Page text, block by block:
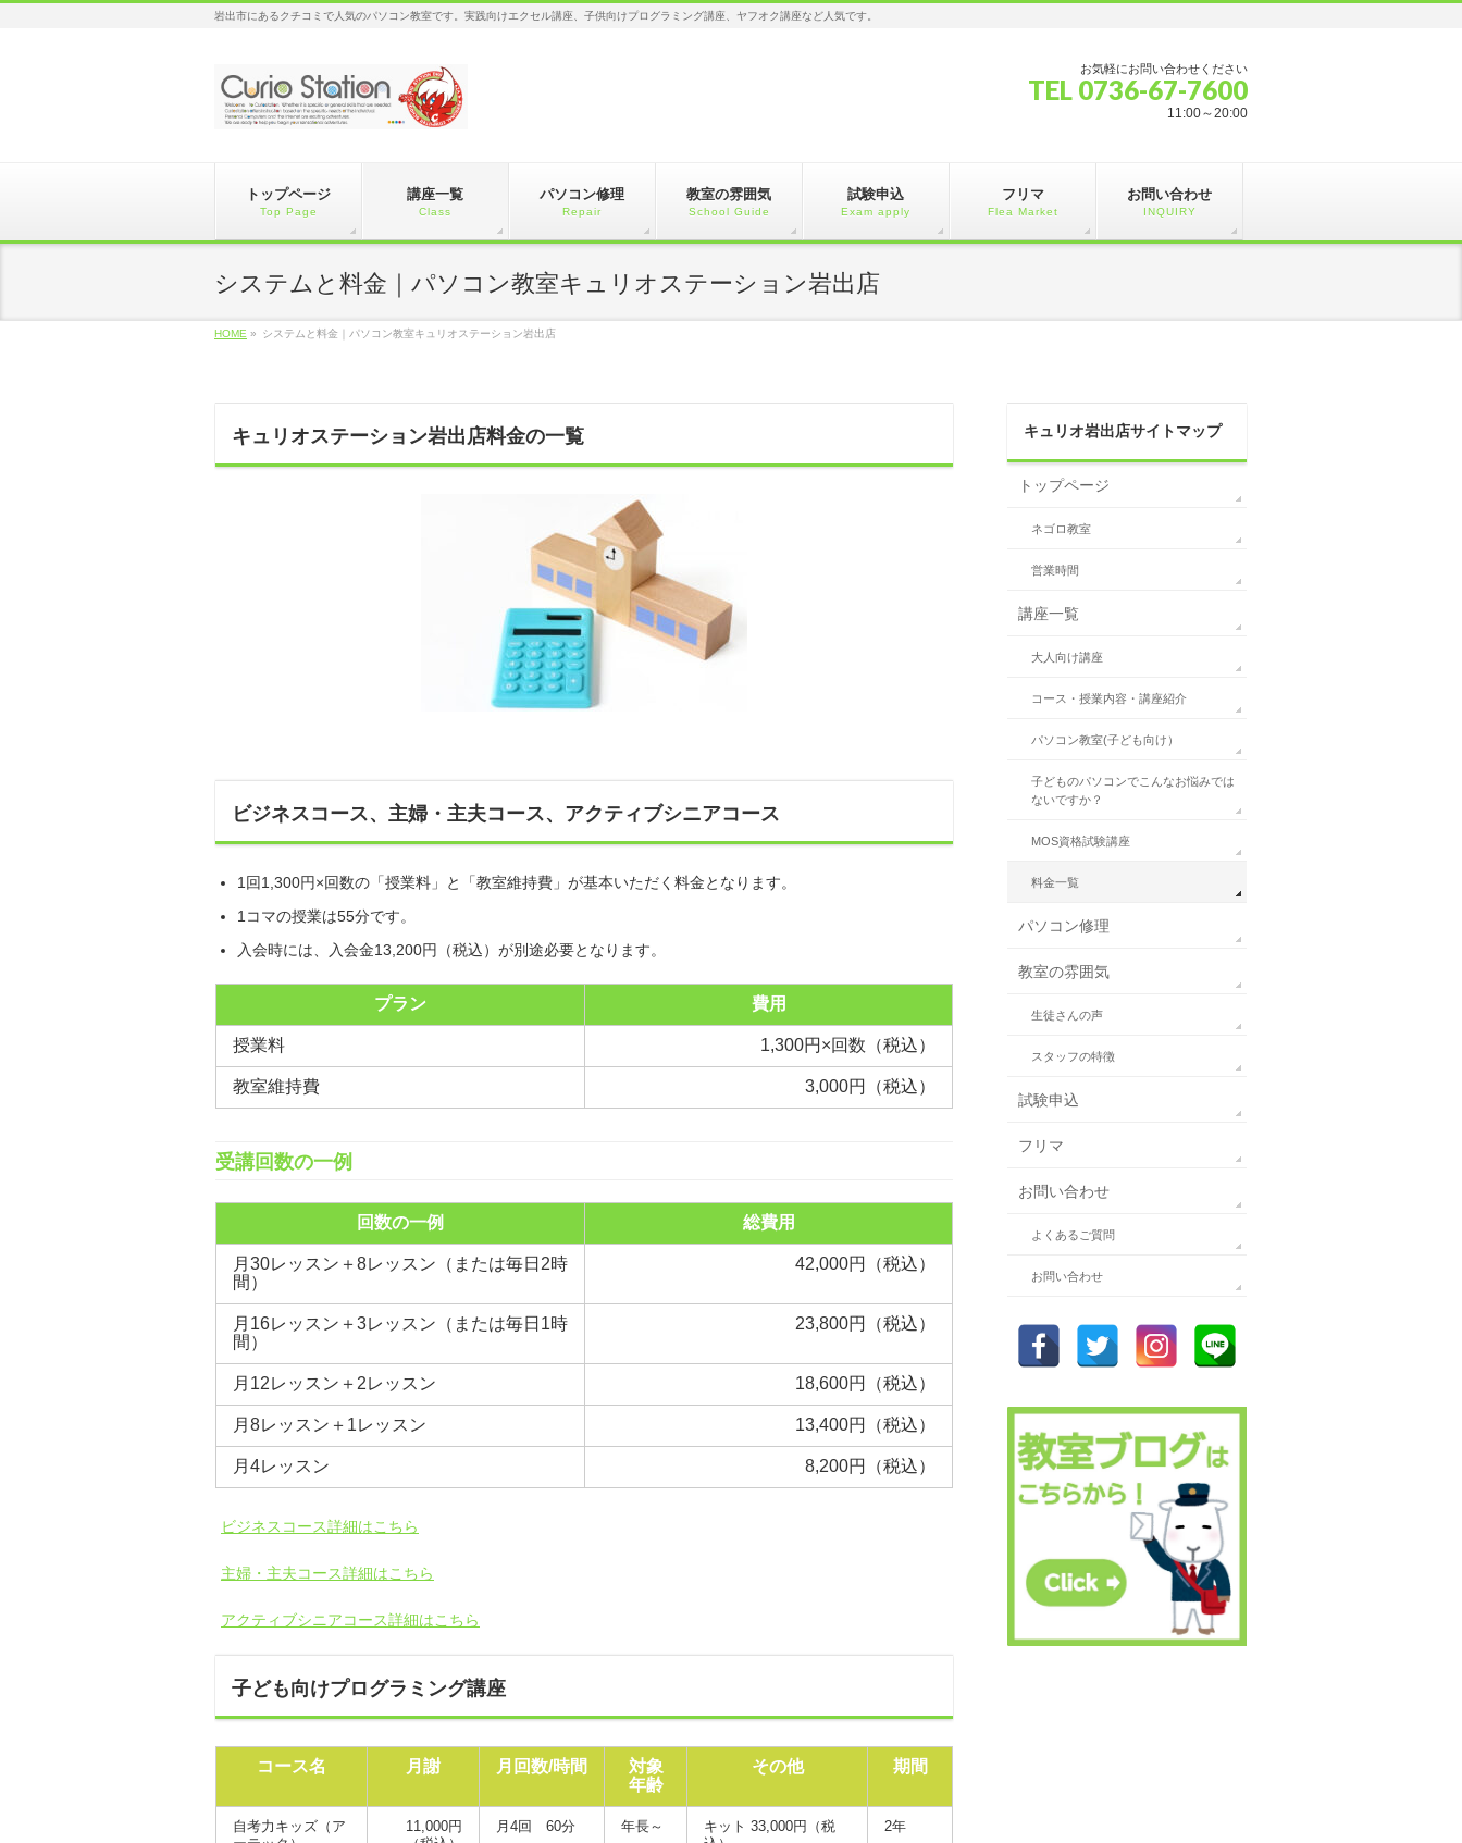
岩出市にあるクチコミで人気のパソコン教室です。実践向けエクセル講座、子供向けプログラミング講座、ヤフオク講座など人気です。
お気軽にお問い合わせください
TEL 0736-67-7600
11:00～20:00
トップページ
Top Page
講座一覧
Class
パソコン修理
Repair
教室の雰囲気
School Guide
試験申込
Exam apply
フリマ
Flea Market
お問い合わせ
INQUIRY
システムと料金｜パソコン教室キュリオステーション岩出店
HOME » システムと料金｜パソコン教室キュリオステーション岩出店
キュリオステーション岩出店料金の一覧
ビジネスコース、主婦・主夫コース、アクティブシニアコース
1回1,300円×回数の「授業料」と「教室維持費」が基本いただく料金となります。
1コマの授業は55分です。
入会時には、入会金13,200円（税込）が別途必要となります。
プラン 費用
授業料 1,300円×回数（税込）
教室維持費 3,000円（税込）
受講回数の一例
回数の一例 総費用
月30レッスン＋8レッスン（または毎日2時
間）
42,000円（税込）
月16レッスン＋3レッスン（または毎日1時
間）
23,800円（税込）
月12レッスン＋2レッスン 18,600円（税込）
月8レッスン＋1レッスン 13,400円（税込）
月4レッスン 8,200円（税込）
ビジネスコース詳細はこちら
主婦・主夫コース詳細はこちら
アクティブシニアコース詳細はこちら
子ども向けプログラミング講座
コース名 月謝 月回数/時間
対象
年齢
その他 期間
自考力キッズ（ア
11,000円
月4回 60分 年長～ キット 33,000円
（税
2年
キュリオ岩出店サイトマップ
トップページ
ネゴロ教室
営業時間
講座一覧
大人向け講座
コース・授業内容・講座紹介
パソコン教室(子ども向け）
子どものパソコンでこんなお悩みでは
ないですか？
MOS資格試験講座
料金一覧
パソコン修理
教室の雰囲気
生徒さんの声
スタッフの特徴
試験申込
フリマ
お問い合わせ
よくあるご質問
お問い合わせ